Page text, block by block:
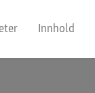
Innhold